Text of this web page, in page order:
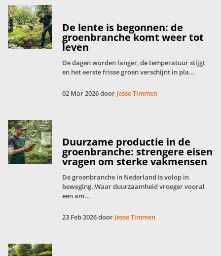
De lente is begonnen: de
groenbranche komt weer tot
leven
De dagen worden langer, de temperatuur stijgt
en het eerste frisse groen verschijnt in pla...
02 Mar 2026 door Jesse Timmen
Duurzame productie in de
groenbranche: strengere eisen
vragen om sterke vakmensen
De groenbranche in Nederland is volop in
beweging. Waar duurzaamheid vroeger vooral
een am...
23 Feb 2026 door Jesse Timmen